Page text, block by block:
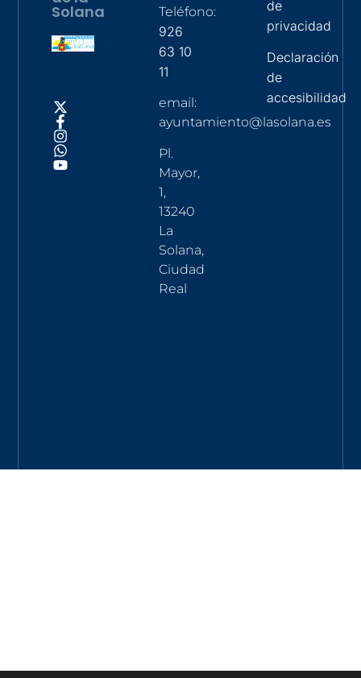
Solana Teléfono:
926
63 10
11
email:
ayuntamiento@lasolana.es
Pl.
Mayor,
1,
13240
La
Solana,
Ciudad
Real
de
privacidad
Declaración
de
accesibilidad